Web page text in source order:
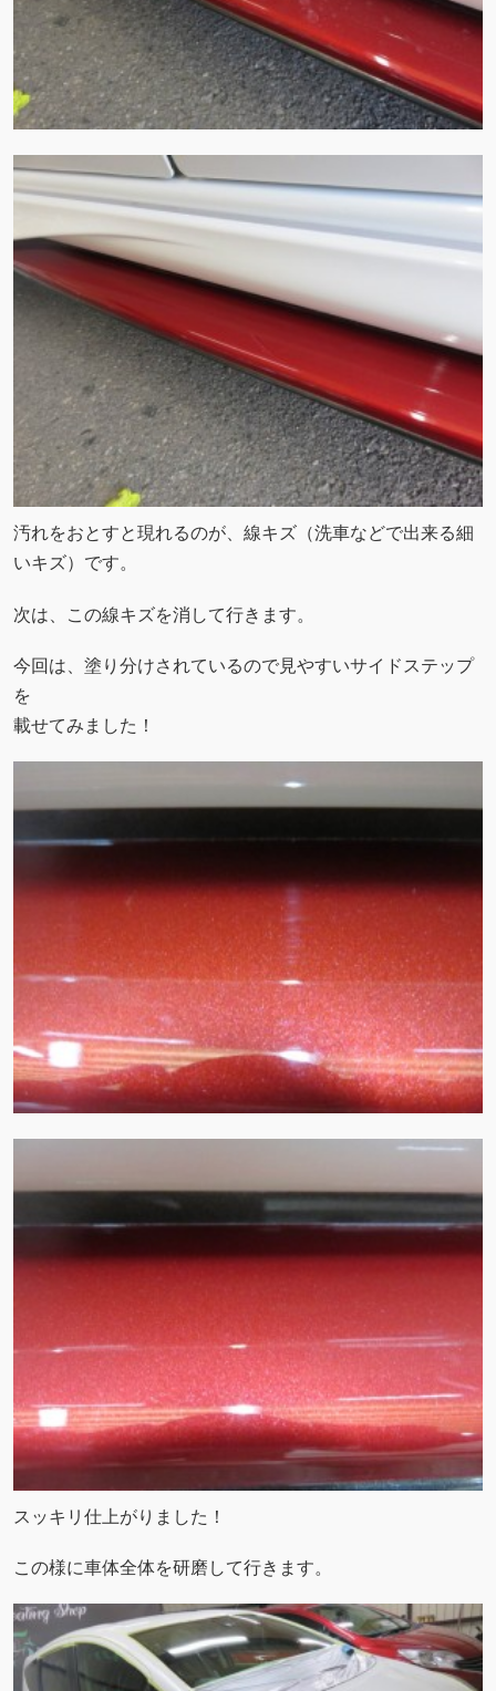
汚れをおとすと現れるのが、線キズ（洗車などで出来る細
いキズ）です。
次は、この線キズを消して行きます。
今回は、塗り分けされているので見やすいサイドステップ
を
載せてみました！
スッキリ仕上がりました！
この様に車体全体を研磨して行きます。